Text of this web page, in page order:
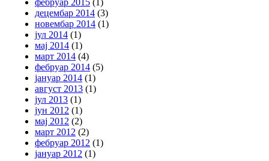
децембар 2014 (3)
новембар 2014 (1)
јул 2014 (1)
мај 2014 (1)
март 2014 (4)
фебруар 2014 (5)
јануар 2014 (1)
август 2013 (1)
јул 2013 (1)
јун 2012 (1)
мај 2012 (2)
март 2012 (2)
фебруар 2012 (1)
јануар 2012 (1)